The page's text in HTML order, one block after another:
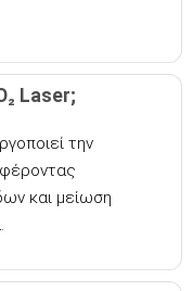
Laser;
την
και μείωση